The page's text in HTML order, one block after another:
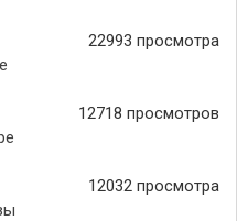
22993 просмотра
12718 просмотров
12032 просмотра